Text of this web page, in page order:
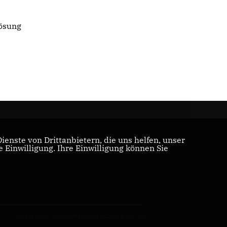
von Drittanbietern, die uns helfen, unser
Einwilligung. Ihre Einwilligung können Sie